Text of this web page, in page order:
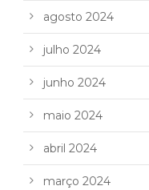
agosto 2024
julho 2024
junho 2024
maio 2024
abril 2024
março 2024